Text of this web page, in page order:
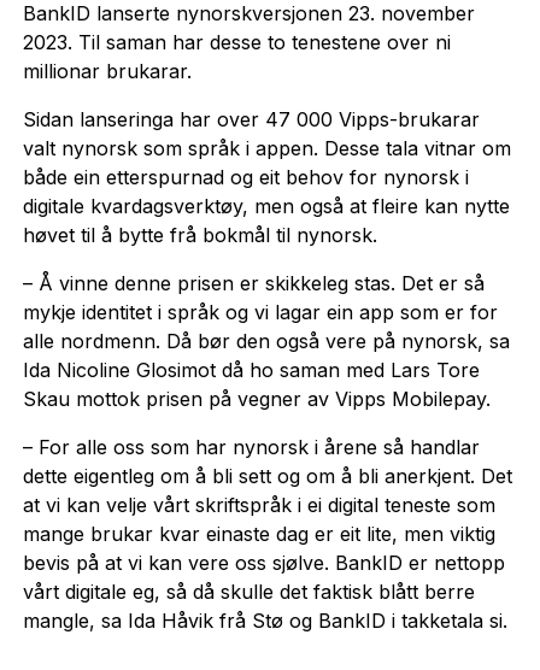
BankID lanserte nynorskversjonen 23. november
2023. Til saman har desse to tenestene over ni
millionar brukarar.
Sidan lanseringa har over 47 000 Vipps-brukarar
valt nynorsk som språk i appen. Desse tala vitnar om
både ein etterspurnad og eit behov for nynorsk i
digitale kvardagsverktøy, men også at fleire kan nytte
høvet til å bytte frå bokmål til nynorsk.
– Å vinne denne prisen er skikkeleg stas. Det er så
mykje identitet i språk og vi lagar ein app som er for
alle nordmenn. Då bør den også vere på nynorsk, sa
Ida Nicoline Glosimot då ho saman med Lars Tore
Skau mottok prisen på vegner av Vipps Mobilepay.
– For alle oss som har nynorsk i årene så handlar
dette eigentleg om å bli sett og om å bli anerkjent. Det
at vi kan velje vårt skriftspråk i ei digital teneste som
mange brukar kvar einaste dag er eit lite, men viktig
bevis på at vi kan vere oss sjølve. BankID er nettopp
vårt digitale eg, så då skulle det faktisk blått berre
mangle, sa Ida Håvik frå Stø og BankID i takketala si.